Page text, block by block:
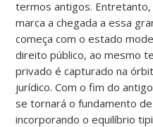
termos antigos.
marca a chegada a essa
começa com o estado
direito público, ao mesmo
privado é capturado na
jurídico. Com o fim do
se tornará o fundamento
incorporando o equilíbrio